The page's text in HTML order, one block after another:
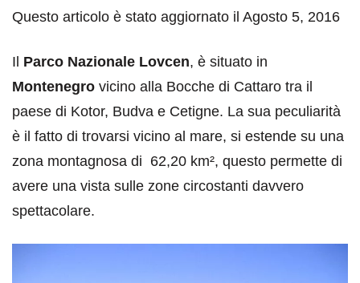
Questo articolo è stato aggiornato il Agosto 5, 2016
Il Parco Nazionale Lovcen, è situato in
Montenegro vicino alla Bocche di Cattaro tra il
paese di Kotor, Budva e Cetigne. La sua peculiarità
è il fatto di trovarsi vicino al mare, si estende su una
zona montagnosa di 62,20 km², questo permette di
avere una vista sulle zone circostanti davvero
spettacolare.